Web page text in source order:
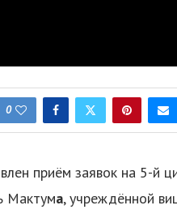
0
приём заявок на 5-й
Мактума, учреждённой